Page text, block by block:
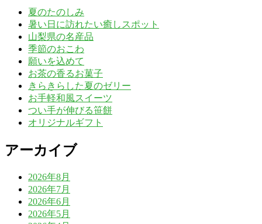
夏のたのしみ
暑い日に訪れたい癒しスポット
山梨県の名産品
季節のおこわ
願いを込めて
お茶の香るお菓子
きらきらした夏のゼリー
お手軽和風スイーツ
つい手が伸びる笹餅
オリジナルギフト
アーカイブ
2026年8月
2026年7月
2026年6月
2026年5月